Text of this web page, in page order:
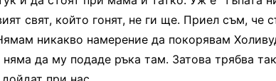
свят, който гонят, не ги ще. Приел съм,
никакво намерение да покорявам
няма да му подаде ръка там. Затова трябва